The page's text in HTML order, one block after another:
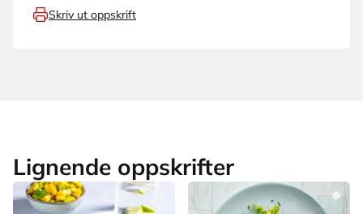
Skriv ut oppskrift
Lignende oppskrifter